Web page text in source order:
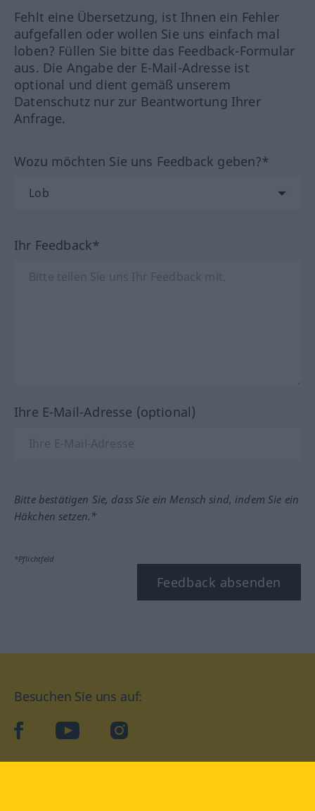
Fehlt eine Übersetzung, ist Ihnen ein Fehler
aufgefallen oder wollen Sie uns einfach mal
loben? Füllen Sie bitte das Feedback-Formular
aus. Die Angabe der E-Mail-Adresse ist
optional und dient gemäß unserem
Datenschutz nur zur Beantwortung Ihrer
Anfrage.
Wozu möchten Sie uns Feedback geben?*
Ihr Feedback*
Ihre E-Mail-Adresse (optional)
Bitte bestätigen Sie, dass Sie ein Mensch sind, indem Sie ein
Häkchen setzen.*
*Pflichtfeld
Feedback absenden
Besuchen Sie uns auf:
facebookYouTube Instagram